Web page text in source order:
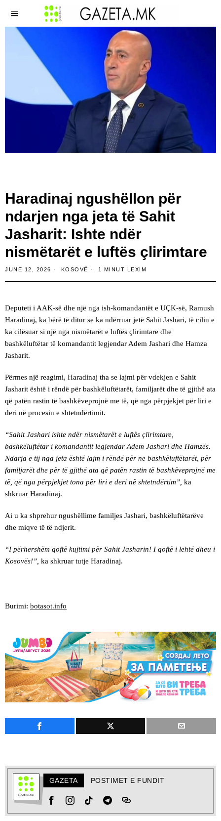
Haradinaj ngushëllon për
ndarjen nga jeta të Sahit
Jasharit: Ishte ndër
nismëtarët e luftës çlirimtare
JUNE 12, 2026 KOSOVË 1 MINUT LEXIM
Deputeti i AAK-së dhe një nga ish-komandantët e UÇK-së, Ramush
Haradinaj, ka bërë të ditur se ka ndërruar jetë Sahit Jashari, të cilin e
ka cilësuar si një nga nismëtarët e luftës çlirimtare dhe
bashkëluftëtar të komandantit legjendar Adem Jashari dhe Hamza
Jasharit.
Përmes një reagimi, Haradinaj tha se lajmi për vdekjen e Sahit
Jasharit është i rëndë për bashkëluftëtarët, familjarët dhe të gjithë ata
që patën rastin të bashkëveprojnë me të, që nga përpjekjet për liri e
deri në procesin e shtetndërtimit.
“Sahit Jashari ishte ndër nismëtarët e luftës çlirimtare,
bashkëluftëtar i komandantit legjendar Adem Jashari dhe Hamzës.
Ndarja e tij nga jeta është lajm i rëndë për ne bashkëluftëtarët, për
familjarët dhe për të gjithë ata që patën rastin të bashkëveprojnë me
të, që nga përpjekjet tona për liri e deri në shtetndërtim”, ka
shkruar Haradinaj.
Ai u ka shprehur ngushëllime familjes Jashari, bashkëluftëtarëve
dhe miqve të të ndjerit.
“I përhershëm qoftë kujtimi për Sahit Jasharin! I qoftë i lehtë dheu i
Kosovës!”, ka shkruar tutje Haradinaj.
Burimi: botasot.info
GAZETA POSTIMET E FUNDIT